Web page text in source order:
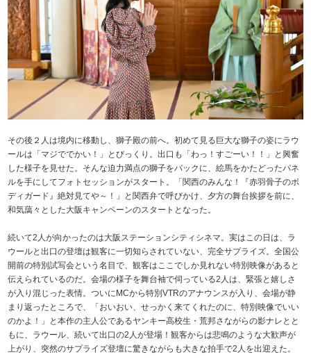
その後２人は境内に移動し、獅子殿の前へ。初めて見る巨大な獅子の姿にラウ
ールは「マジででかい！」とびっくり。出口も「わっ！すごーい！！」と興奮
した様子を見せた。そんな迫力満点の獅子をバックに、絵馬をかたどったパネ
ルを手にしてフォトセッションがスタート。「関西のみんな！『赤羽骨子のボ
ディガード』絶対見てや～！」と関西弁で呼びかけ、夕方の舞台挨拶を前に、
和気藹々とした大阪キャンペーンのスタートとなった。
続いて2人が向かったのは大阪ステーションシティシネマ。実はこの日は、ラ
ウールと出口の登壇は観客に一切知らされていない、完全サプライズ。全国公
開前の特別試写会という名目で、観客はここでしか見れない特別映像があると
伝えられているのだ。会場の様子を舞台袖で伺っている2人は、緊張と嬉しさ
が入り混じった表情。ついにMCから特別VTRのアナウンスが入り、会場が静
まり返ったところで、「おいおい、せっかく来てくれたのに、特別映像でいい
のかよ！」と本作の主人公であるヤンキー高校生・荒邦さながらの影ナレとと
もに、ラウール、続いて出口の2人が登場！観客からは悲鳴のような大歓声が
上がり、突然のサプライズ登壇に驚きながらも大きな拍手で2人を出迎えた。